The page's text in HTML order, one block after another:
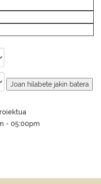
Joan hilabete jakin batera
- 05:00pm